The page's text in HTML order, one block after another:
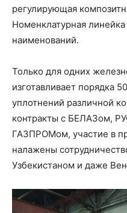
регулирующая
Номенклатурная
наименований.
Только для одних
изготавливает порядка
уплотнений различной
контракты с БЕЛАЗом,
ГАЗПРОМом, участие в
налажены
Узбекистаном и даже